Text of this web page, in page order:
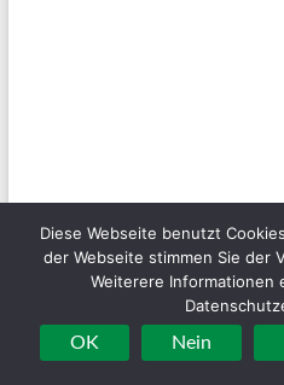
Diese Webseite benutzt
der Webseite stimmen Sie der
Weiterere Informationen
OK
Nein